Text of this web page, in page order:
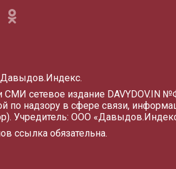
сетевое издание DAVYDOV.IN
по надзору в сфере связи,
Учредитель: ООО
ссылка обязательна.